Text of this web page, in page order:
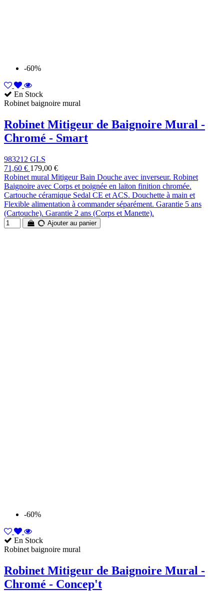
-60%
En Stock
Robinet baignoire mural
Robinet Mitigeur de Baignoire Mural -
Chromé - Smart
983212 GLS
71,60 € 179,00 €
Robinet mural Mitigeur Bain Douche avec inverseur. Robinet
Baignoire avec Corps et poignée en laiton finition chromée.
Cartouche céramique Sedal CE et ACS. Douchette à main et
Flexible alimentation à commander séparément. Garantie 5 ans
(Cartouche). Garantie 2 ans (Corps et Manette).
Ajouter au panier
-60%
En Stock
Robinet baignoire mural
Robinet Mitigeur de Baignoire Mural -
Chromé - Concep't